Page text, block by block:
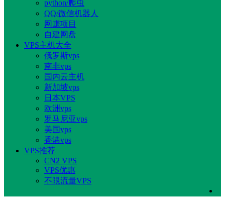
python/爬虫
QQ/微信机器人
网赚项目
自建网盘
VPS主机大全
俄罗斯vps
南非vps
国内云主机
新加坡vps
日本VPS
欧洲vps
罗马尼亚vps
美国vps
香港vps
VPS推荐
CN2 VPS
VPS优惠
不限流量VPS